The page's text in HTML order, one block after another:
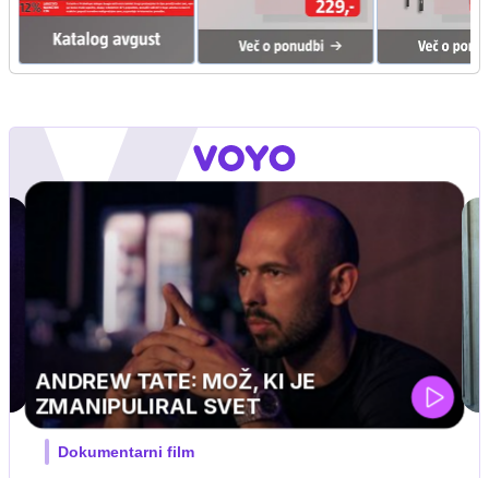
MOJ PRIJATELJ PINGVIN
Film meseca / družinski, pustolovski